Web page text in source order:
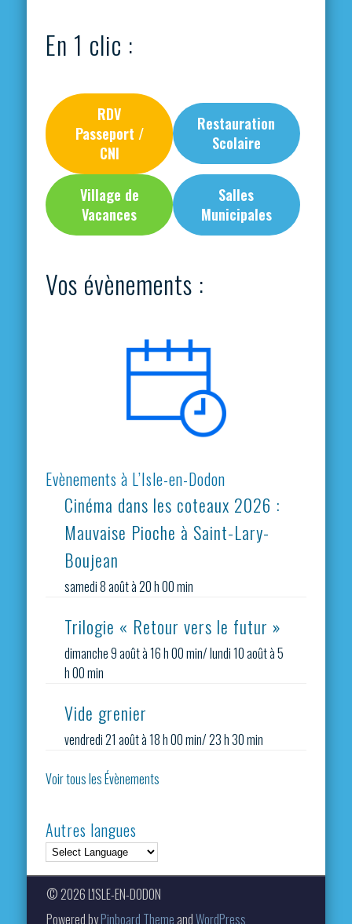
En 1 clic :
RDV
Passeport /
CNI
Restauration
Scolaire
Village de
Vacances
Salles
Municipales
Vos évènements :
Evènements à L’Isle-en-Dodon
Cinéma dans les coteaux 2026 :
Mauvaise Pioche à Saint-Lary-
Boujean
samedi 8 août à 20 h 00 min
Trilogie « Retour vers le futur »
dimanche 9 août à 16 h 00 min/lundi 10 août à 5
h 00 min
Vide grenier
vendredi 21 août à 18 h 00 min/23 h 30 min
Voir tous les Évènements
Autres langues
© 2026 L'ISLE-EN-DODON
Powered byPinboard Theme andWordPress